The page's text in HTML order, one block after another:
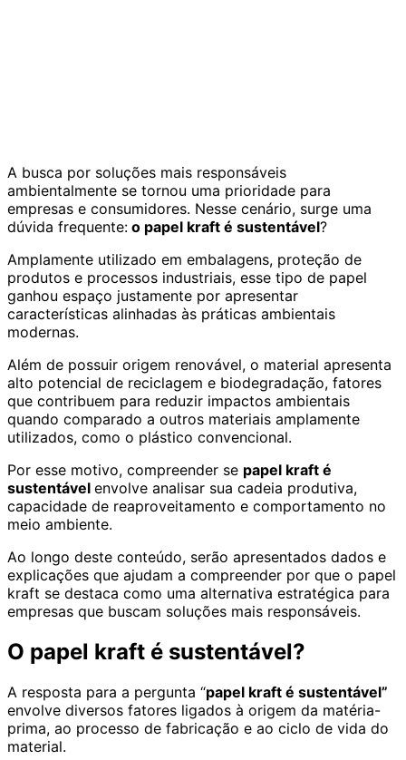
A busca por soluções mais responsáveis
ambientalmente se tornou uma prioridade para
empresas e consumidores. Nesse cenário, surge uma
dúvida frequente: o papel kraft é sustentável?
Amplamente utilizado em embalagens, proteção de
produtos e processos industriais, esse tipo de papel
ganhou espaço justamente por apresentar
características alinhadas às práticas ambientais
modernas.
Além de possuir origem renovável, o material apresenta
alto potencial de reciclagem e biodegradação, fatores
que contribuem para reduzir impactos ambientais
quando comparado a outros materiais amplamente
utilizados, como o plástico convencional.
Por esse motivo, compreender se papel kraft é
sustentável envolve analisar sua cadeia produtiva,
capacidade de reaproveitamento e comportamento no
meio ambiente.
Ao longo deste conteúdo, serão apresentados dados e
explicações que ajudam a compreender por que o papel
kraft se destaca como uma alternativa estratégica para
empresas que buscam soluções mais responsáveis.
O papel kraft é sustentável?
A resposta para a pergunta “papel kraft é sustentável”
envolve diversos fatores ligados à origem da matéria-
prima, ao processo de fabricação e ao ciclo de vida do
material.